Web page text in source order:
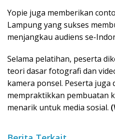
Yopie juga memberikan
Lampung yang sukses
menjangkau audiens se-
Selama pelatihan, peserta
teori dasar fotografi dan
kamera ponsel. Peserta juga
mempraktikkan pembuatan
menarik untuk media sosial.